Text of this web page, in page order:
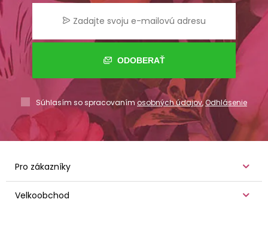
ODOBERAŤ
Súhlasím so spracovaním osobných údajov,Odhlásenie
Pro zákazníky
Velkoobchod